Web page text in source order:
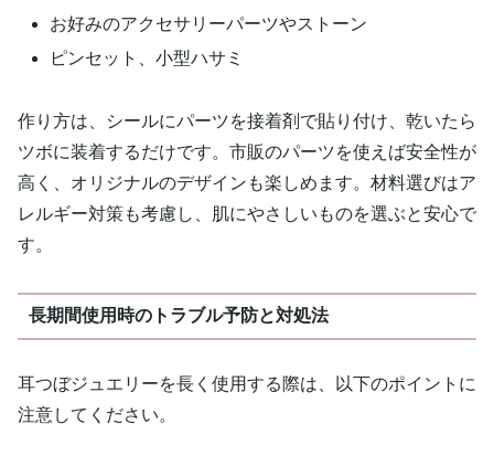
お好みのアクセサリーパーツやストーン
ピンセット、小型ハサミ
作り方は、シールにパーツを接着剤で貼り付け、乾いたら
ツボに装着するだけです。市販のパーツを使えば安全性が
高く、オリジナルのデザインも楽しめます。材料選びはア
レルギー対策も考慮し、肌にやさしいものを選ぶと安心で
す。
長期間使用時のトラブル予防と対処法
耳つぼジュエリーを長く使用する際は、以下のポイントに
注意してください。